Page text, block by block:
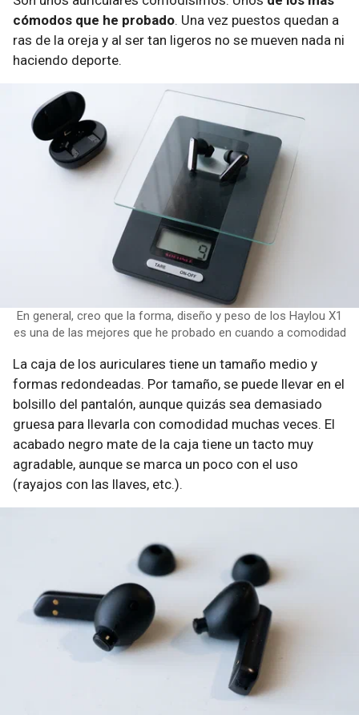
cómodos que he probado. Una vez puestos quedan a
ras de la oreja y al ser tan ligeros no se mueven nada ni
haciendo deporte.
En general, creo que la forma, diseño y peso de los Haylou X1
es una de las mejores que he probado en cuando a comodidad
La caja de los auriculares tiene un tamaño medio y
formas redondeadas. Por tamaño, se puede llevar en el
bolsillo del pantalón, aunque quizás sea demasiado
gruesa para llevarla con comodidad muchas veces. El
acabado negro mate de la caja tiene un tacto muy
agradable, aunque se marca un poco con el uso
(rayajos con las llaves, etc.).